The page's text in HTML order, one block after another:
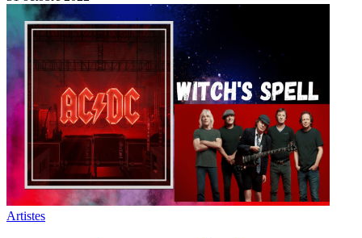
Artistes